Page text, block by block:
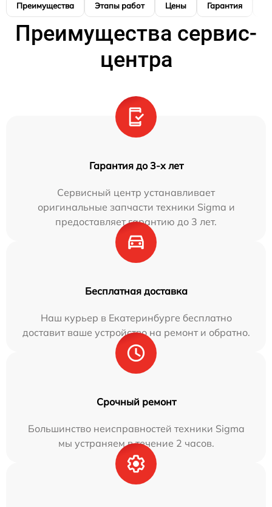
Преимущества Этапы работ Цены Гарантия
Преимущества сервис-
центра
Гарантия до 3-х лет
Сервисный центр устанавливает
оригинальные запчасти техники Sigma и
предоставляет гарантию до 3 лет.
Бесплатная доставка
Наш курьер в Екатеринбурге бесплатно
доставит ваше устройство на ремонт и обратно.
Срочный ремонт
Большинство неисправностей техники Sigma
мы устраняем в течение 2 часов.